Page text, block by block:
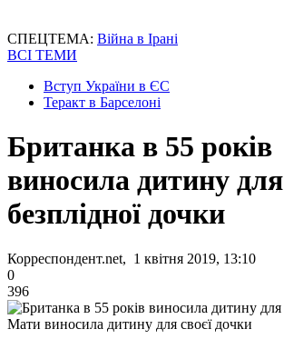
СПЕЦТЕМА: Війна в Ірані
ВСІ ТЕМИ
Вступ України в ЄС
Теракт в Барселоні
Британка в 55 років
виносила дитину для
безплідної дочки
Корреспондент.net, 1 квітня 2019, 13:10
0
396
Мати виносила дитину для своєї дочки